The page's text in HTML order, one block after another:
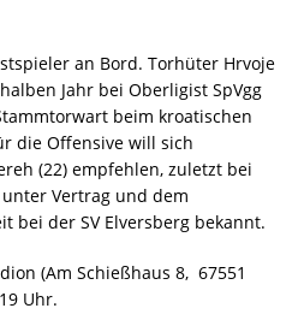
an Bord. Torhüter Hrvoje
Jahr bei Oberligist SpVgg
beim kroatischen
die Offensive will sich
(22) empfehlen, zuletzt bei
Vertrag und dem
bei der SV Elversberg bekannt.
(Am Schießhaus 8, 67551
Uhr.